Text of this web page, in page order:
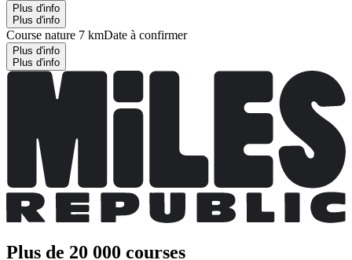
Plus d'info
Plus d'info
Course nature 7 kmDate à confirmer
Plus d'info
Plus d'info
Plus de 20 000 courses